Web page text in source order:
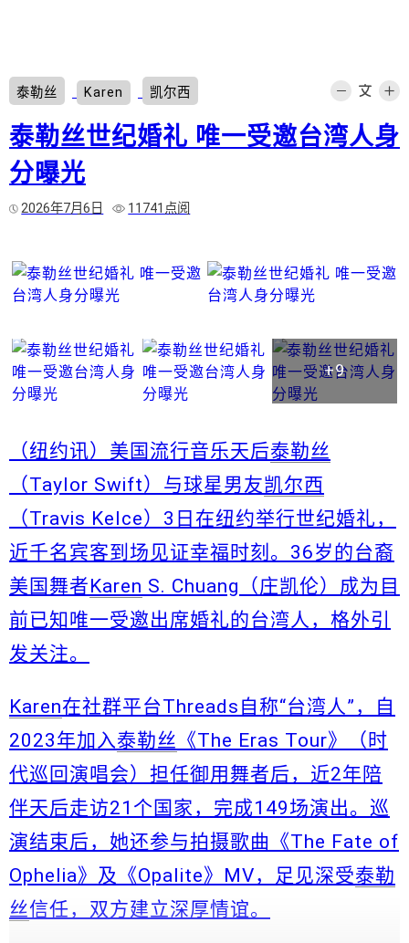
泰勒丝 Karen 凯尔西
泰勒丝世纪婚礼 唯一受邀台湾人身
分曝光
2026年7月6日 11741点阅
+9
（纽约讯）美国流行音乐天后泰勒丝
（Taylor Swift）与球星男友凯尔西
（Travis Kelce）3日在纽约举行世纪婚礼，
近千名宾客到场见证幸福时刻。36岁的台裔
美国舞者Karen S. Chuang（庄凯伦）成为目
前已知唯一受邀出席婚礼的台湾人，格外引
发关注。
Karen在社群平台Threads自称“台湾人”，自
2023年加入泰勒丝 《The Eras Tour》（时
代巡回演唱会）担任御用舞者后，近2年陪
伴天后走访21个国家，完成149场演出。巡
演结束后，她还参与拍摄歌曲《The Fate of
Ophelia》及《Opalite》MV，足见深受泰勒
丝信任，双方建立深厚情谊。